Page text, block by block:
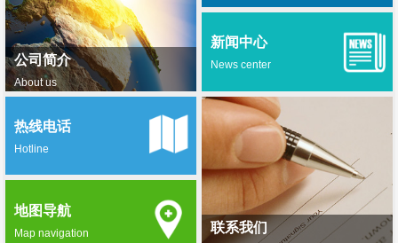
公司简介
About us
新闻中心
News center
联系我们
热线电话
Hotline
地图导航
Map navigation